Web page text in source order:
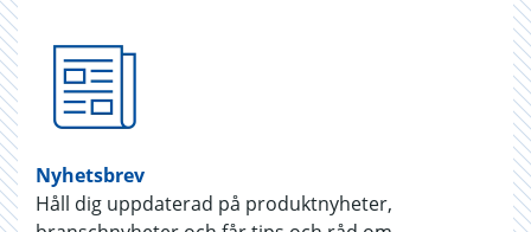
Nyhetsbrev
Håll dig uppdaterad på produktnyheter,